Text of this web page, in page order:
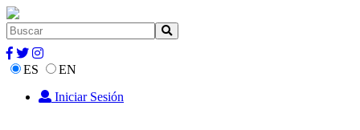
ES
EN
Iniciar Sesión